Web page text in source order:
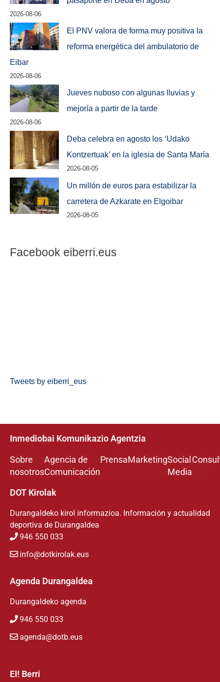
2026-08-06
El PNV valora de forma muy positiva la
reforma energética del ambulatorio de
Eibar
2026-08-06
Jueves nuboso con algunas lluvias y
mejoría a partir de la tarde
2026-08-06
Deba celebra en agosto los ‘Udako
Kontzertuak’ en la iglesia de Santa María
2026-08-05
Un millón de euros para estabilizar la
carretera de Azkarate en Elgoibar
2026-08-05
Facebook eiberri.eus
Tweets by eiberri_eus
Inmediobai Komunikazio Agentzia
Sobre
nosotros
Agencia de
Comunicación
PrensaMarketingSocial
Media
DOT Kirolak
Durangaldeko kirol informazioa. Información y actualidad
deportiva de Durangaldea
946 550 033
info@dotkirolak.eus
Agenda Durangaldea
Durangaldeko agenda
946 550 033
agenda@dotb.eus
EI! Berri